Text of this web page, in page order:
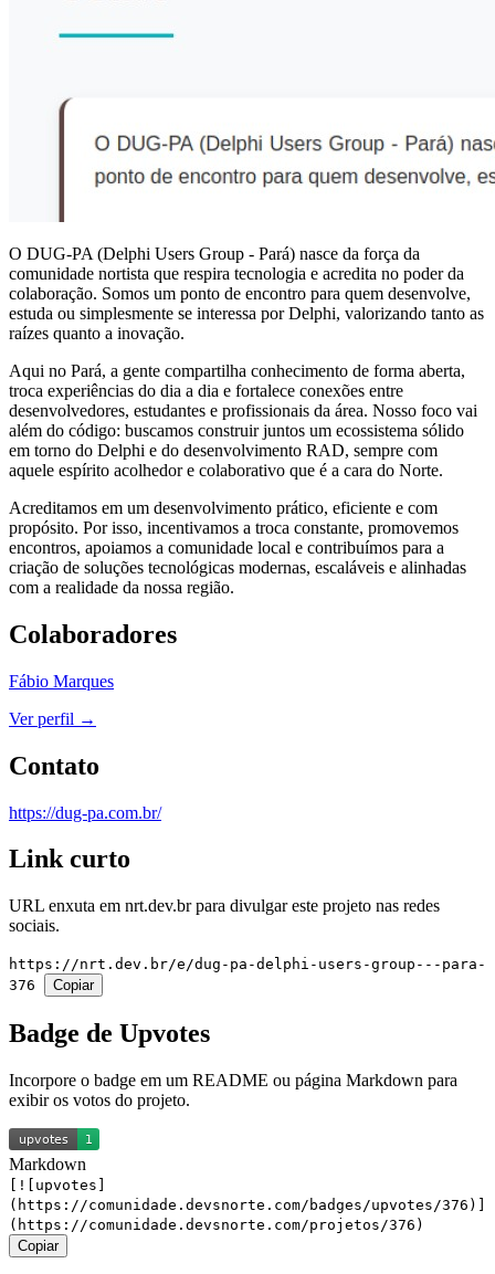
O DUG-PA (Delphi Users Group - Pará) nasce da força da
comunidade nortista que respira tecnologia e acredita no poder da
colaboração. Somos um ponto de encontro para quem desenvolve,
estuda ou simplesmente se interessa por Delphi, valorizando tanto as
raízes quanto a inovação.
Aqui no Pará, a gente compartilha conhecimento de forma aberta,
troca experiências do dia a dia e fortalece conexões entre
desenvolvedores, estudantes e profissionais da área. Nosso foco vai
além do código: buscamos construir juntos um ecossistema sólido
em torno do Delphi e do desenvolvimento RAD, sempre com
aquele espírito acolhedor e colaborativo que é a cara do Norte.
Acreditamos em um desenvolvimento prático, eficiente e com
propósito. Por isso, incentivamos a troca constante, promovemos
encontros, apoiamos a comunidade local e contribuímos para a
criação de soluções tecnológicas modernas, escaláveis e alinhadas
com a realidade da nossa região.
Colaboradores
Fábio Marques
Ver perfil →
Contato
https://dug-pa.com.br/
Link curto
URL enxuta em nrt.dev.brpara divulgar este projeto nas redes
sociais.
https://nrt.dev.br/e/dug-pa-delphi-users-group---para-
376
Copiar
Badge de Upvotes
Incorpore o badge em um README ou página Markdown para
exibir os votos do projeto.
Markdown
[![upvotes]
(https://comunidade.devsnorte.com/badges/upvotes/376)]
(https://comunidade.devsnorte.com/projetos/376)
Copiar